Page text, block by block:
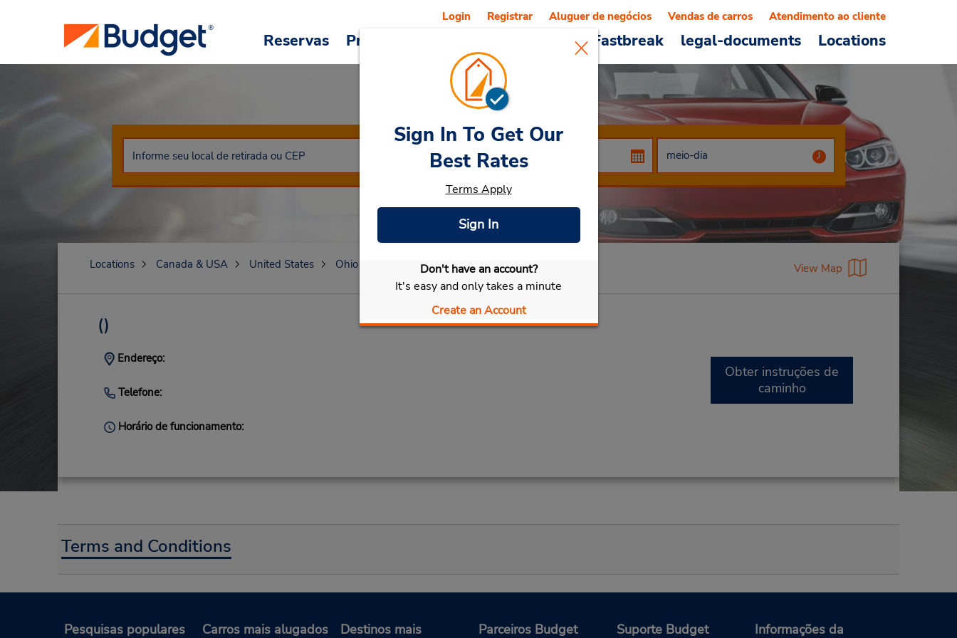
Reservas Promoções Veículos e serviços Fastbreak legal-documents Locations
Login Registrar Aluguer de negócios Vendas de carros Atendimento ao cliente
Rent a Car
Selecionar meu carro
Sign In To Get Our
Best Rates
Terms Apply
Sign In
Don't have an account?
It's easy and only takes a minute
Create an Account
Locations Canada & USA United States Ohio View Map
()
Endereço:
Telefone:
Horário de funcionamento:
Obter instruções de
caminho
Terms and Conditions
Pesquisas populares Carros mais alugados Destinos mais Parceiros Budget Suporte Budget Informações da